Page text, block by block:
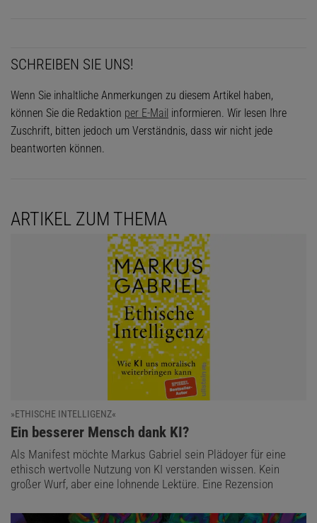
SCHREIBEN SIE UNS!
Wenn Sie inhaltliche Anmerkungen zu diesem Artikel haben,
können Sie die Redaktion per E-Mail informieren. Wir lesen Ihre
Zuschrift, bitten jedoch um Verständnis, dass wir nicht jede
beantworten können.
ARTIKEL ZUM THEMA
»ETHISCHE INTELLIGENZ«
:
Ein besserer Mensch dank KI?
Als Manifest möchte Markus Gabriel sein Plädoyer für eine
ethisch wertvolle Nutzung von KI verstanden wissen. Kein
großer Wurf, aber eine lohnende Lektüre. Eine Rezension